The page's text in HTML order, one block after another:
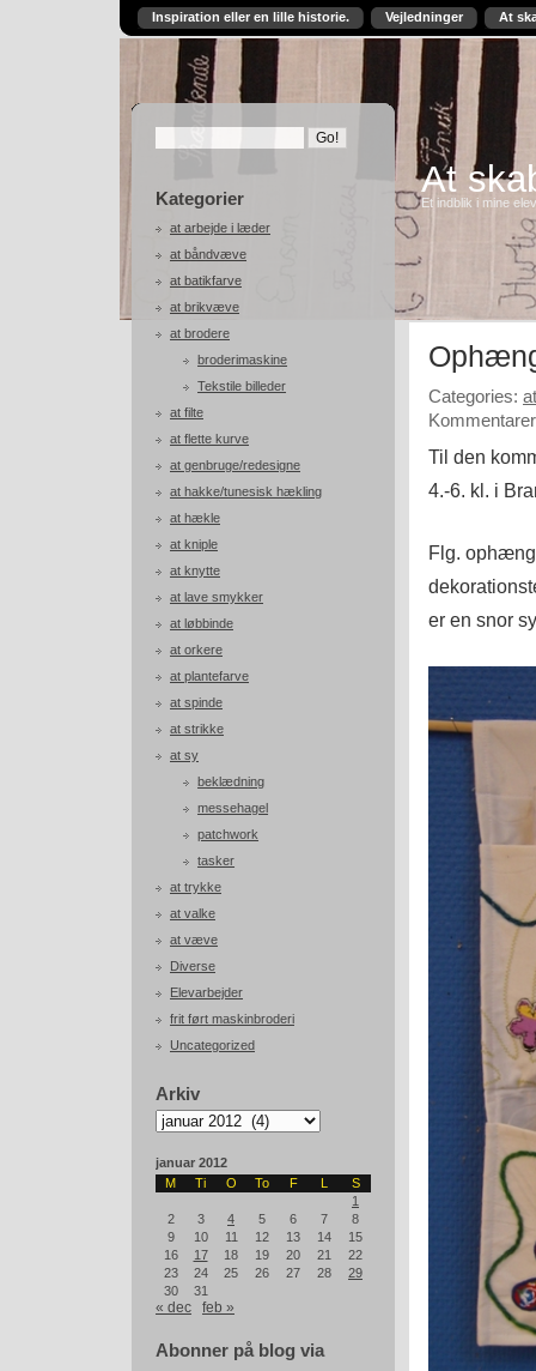
Inspiration eller en lille historie. Vejledninger At
Kategorier
at arbejde i læder
at båndvæve
at batikfarve
at brikvæve
at brodere
broderimaskine
Tekstile billeder
at filte
at flette kurve
at genbruge/redesigne
at hakke/tunesisk hækling
at hækle
at kniple
at knytte
at lave smykker
at løbbinde
at orkere
at plantefarve
at spinde
at strikke
at sy
beklædning
messehagel
patchwork
tasker
at trykke
at valke
at væve
Diverse
Elevarbejder
frit ført maskinbroderi
Uncategorized
Arkiv
Arkiv
januar 2012
M
Ti O To F L
S
1
2
3 4 5 6 7
8
9
10 11 12 13 14
15
16
17 18 19 20 21
22
23
24 25 26 27 28
29
30
31
« dec feb »
Abonner på blog via
At
Et indblik i mine
Categories:
Til den
4.-6. kl. i
Flg.
er en snor